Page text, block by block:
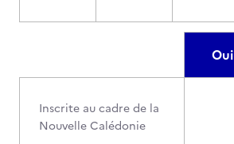
Oui
Inscrite au cadre de la
Nouvelle Calédonie